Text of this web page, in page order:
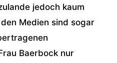
jedoch kaum
Medien sind sogar
Baerbock nur